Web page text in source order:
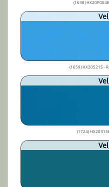
(1638)
(1659) HX20521S -
(1724)